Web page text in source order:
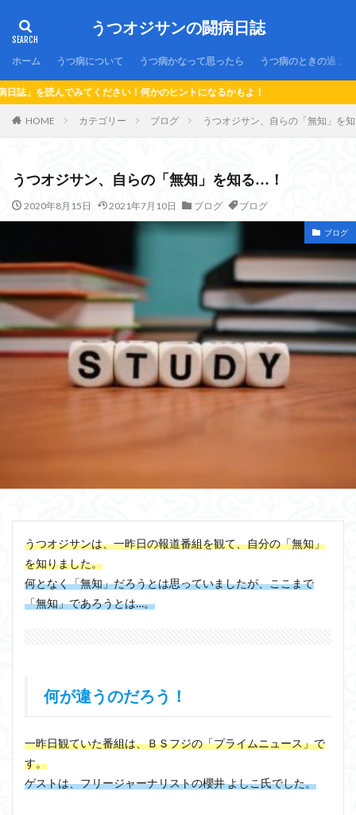
うつオジサンの闘病日誌
ホーム うつ病について うつ病かなって思ったら うつ病のときの過ご
い！何かのヒントになるかもよ！
HOME カテゴリー ブログ うつオジサン、自らの「無知」を
うつオジサン、自らの「無知」を知る…！
2020年8月15日 2021年7月10日 ブログ ブログ
ブログ
うつオジサンは、一昨日の報道番組を観て、自分の「無知」
を知りました。
何となく「無知」だろうとは思っていましたが、ここまで
「無知」であろうとは…。
何が違うのだろう！
一昨日観ていた番組は、ＢＳフジの「プライムニュース」で
す。
ゲストは、フリージャーナリストの櫻井 よしこ氏でした。